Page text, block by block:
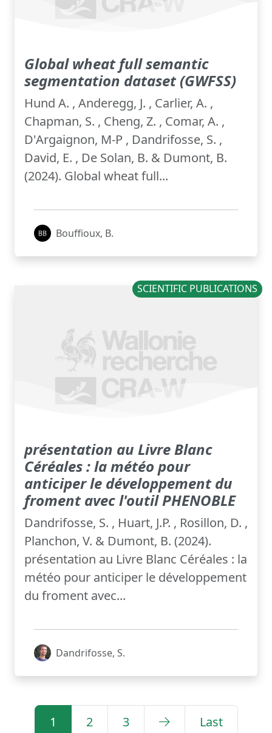
Global wheat full semantic
segmentation dataset (GWFSS)
Hund A. , Anderegg, J. , Carlier, A. ,
Chapman, S. , Cheng, Z. , Comar, A. ,
D'Argaignon, M-P , Dandrifosse, S. ,
David, E. , De Solan, B. & Dumont, B.
(2024). Global wheat full...
Bouffioux, B.
SCIENTIFIC PUBLICATIONS
présentation au Livre Blanc
Céréales : la météo pour
anticiper le développement du
froment avec l'outil PHENOBLE
Dandrifosse, S. , Huart, J.P. , Rosillon, D. ,
Planchon, V. & Dumont, B. (2024).
présentation au Livre Blanc Céréales : la
météo pour anticiper le développement
du froment avec...
Dandrifosse, S.
1 2 3 Last